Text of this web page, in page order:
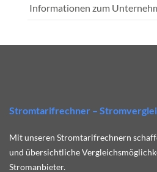
Informationen zum
Stromtarifrechner –
Mit unseren Stromtarifrechnern
und übersichtliche
Stromanbieter.